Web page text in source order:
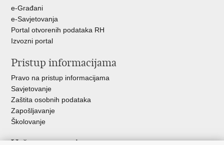
e-Građani
e-Savjetovanja
Portal otvorenih podataka RH
Izvozni portal
Pristup informacijama
Pravo na pristup informacijama
Savjetovanje
Zaštita osobnih podataka
Zapošljavanje
Školovanje